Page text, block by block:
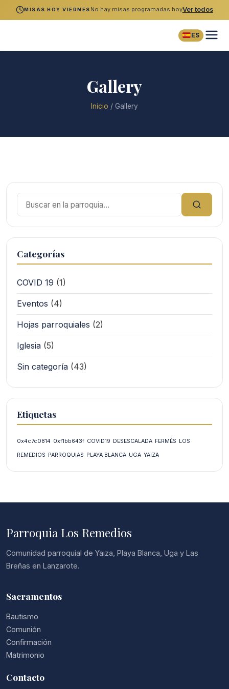
MISAS HOY VIERNES No hay misas programadas hoyVer todos
ES
Gallery
Inicio / Gallery
Buscar:
Categorías
COVID 19 (1)
Eventos (4)
Hojas parroquiales (2)
Iglesia (5)
Sin categoría (43)
Etiquetas
0x4c7c0814 0xf1bb643f COVID19 DESESCALADA FERMÉS LOS
REMEDIOS PARROQUIAS PLAYA BLANCA UGA YAIZA
Parroquia Los Remedios
Comunidad parroquial de Yaiza, Playa Blanca, Uga y Las
Breñas en Lanzarote.
Sacramentos
Bautismo
Comunión
Confirmación
Matrimonio
Contacto